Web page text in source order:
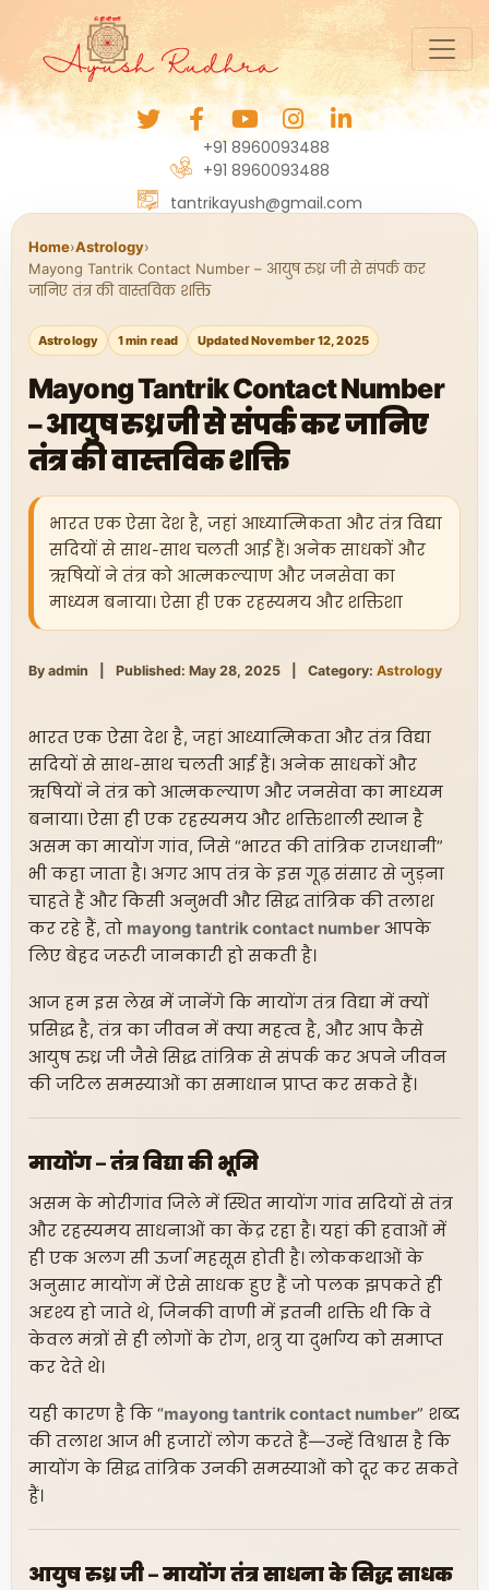
+91 8960093488
+91 8960093488
tantrikayush@gmail.com
Home›Astrology›
Mayong Tantrik Contact Number – आयुष रुध्र जी से संपर्क कर
जानिए तंत्र की वास्तविक शक्ति
Astrology 1 min read Updated November 12, 2025
Mayong Tantrik Contact Number
– आयुष रुध्र जी से संपर्क कर जानिए
तंत्र की वास्तविक शक्ति
भारत एक ऐसा देश है, जहां आध्यात्मिकता और तंत्र विद्या
सदियों से साथ-साथ चलती आई हैं। अनेक साधकों और
ऋषियों ने तंत्र को आत्मकल्याण और जनसेवा का
माध्यम बनाया। ऐसा ही एक रहस्यमय और शक्तिशा
By admin Published: May 28, 2025 Category: Astrology
भारत एक ऐसा देश है, जहां आध्यात्मिकता और तंत्र विद्या
सदियों से साथ-साथ चलती आई हैं। अनेक साधकों और
ऋषियों ने तंत्र को आत्मकल्याण और जनसेवा का माध्यम
बनाया। ऐसा ही एक रहस्यमय और शक्तिशाली स्थान है
असम का मायोंग गांव, जिसे “भारत की तांत्रिक राजधानी”
भी कहा जाता है। अगर आप तंत्र के इस गूढ़ संसार से जुड़ना
चाहते हैं और किसी अनुभवी और सिद्ध तांत्रिक की तलाश
कर रहे हैं, तो mayong tantrik contact number आपके
लिए बेहद जरूरी जानकारी हो सकती है।
आज हम इस लेख में जानेंगे कि मायोंग तंत्र विद्या में क्यों
प्रसिद्ध है, तंत्र का जीवन में क्या महत्व है, और आप कैसे
आयुष रुध्र जी जैसे सिद्ध तांत्रिक से संपर्क कर अपने जीवन
की जटिल समस्याओं का समाधान प्राप्त कर सकते हैं।
मायोंग – तंत्र विद्या की भूमि
असम के मोरीगांव जिले में स्थित मायोंग गांव सदियों से तंत्र
और रहस्यमय साधनाओं का केंद्र रहा है। यहां की हवाओं में
ही एक अलग सी ऊर्जा महसूस होती है। लोककथाओं के
अनुसार मायोंग में ऐसे साधक हुए हैं जो पलक झपकते ही
अदृश्य हो जाते थे, जिनकी वाणी में इतनी शक्ति थी कि वे
केवल मंत्रों से ही लोगों के रोग, शत्रु या दुर्भाग्य को समाप्त
कर देते थे।
यही कारण है कि “mayong tantrik contact number” शब्द
की तलाश आज भी हजारों लोग करते हैं—उन्हें विश्वास है कि
मायोंग के सिद्ध तांत्रिक उनकी समस्याओं को दूर कर सकते
हैं।
आयुष रुध्र जी – मायोंग तंत्र साधना के सिद्ध साधक